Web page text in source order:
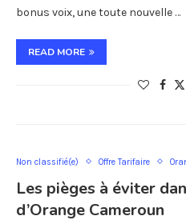
bonus voix, une toute nouvelle …
READ MORE
Non classifié(e) Offre Tarifaire
Les pièges à éviter
d’Orange Cameroun